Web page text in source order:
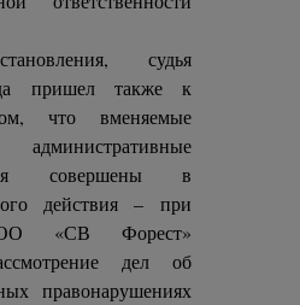
судья
пришел также к
что вменяемые
совершены в
действия – при
«СВ Форест»
дел об
правонарушениях